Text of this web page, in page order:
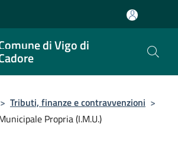
di Vigo di
> Tributi, finanze e contravvenzioni >
Propria (I.M.U.)